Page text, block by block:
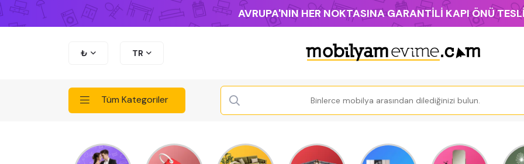
AVRUPA'NIN HER NOKTASINA GARANTİLİ KAPI ÖNÜ
₺ TR
Tüm Kategoriler